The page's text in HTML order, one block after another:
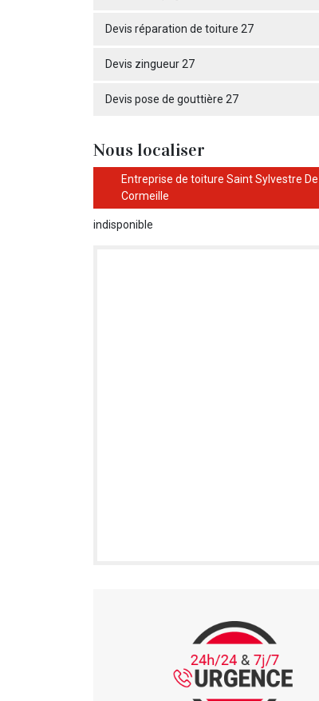
Devis réparation de toiture 27
Devis zingueur 27
Devis pose de gouttière 27
Nous localiser
Entreprise de toiture Saint Sylvestre De
Cormeille
indisponible